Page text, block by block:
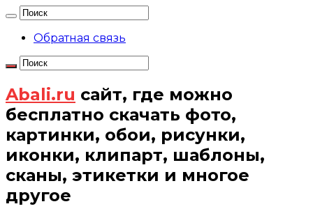
Обратная связь
Abali.ru сайт, где можно
бесплатно скачать фото,
картинки, обои, рисунки,
иконки, клипарт, шаблоны,
сканы, этикетки и многое
другое